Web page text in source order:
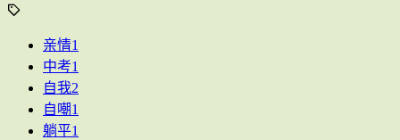
亲情1
中考1
自我2
自嘲1
躺平1